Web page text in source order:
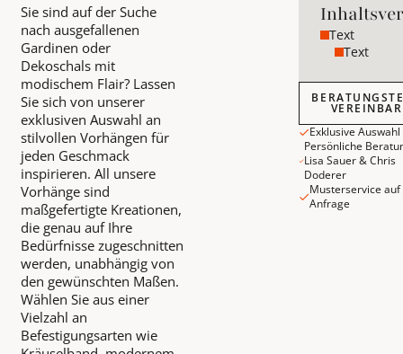
Sie sind auf der Suche
nach ausgefallenen
Gardinen oder
Dekoschals mit
modischem Flair? Lassen
Sie sich von unserer
exklusiven Auswahl an
stilvollen Vorhängen für
jeden Geschmack
inspirieren. All unsere
Vorhänge sind
maßgefertigte Kreationen,
die genau auf Ihre
Bedürfnisse zugeschnitten
werden, unabhängig von
den gewünschten Maßen.
Wählen Sie aus einer
Vielzahl an
Befestigungsarten wie
Text
Text
Exklusive Auswahl
Persönliche
Lisa Sauer & Chris
Doderer
Musterservice auf
Anfrage